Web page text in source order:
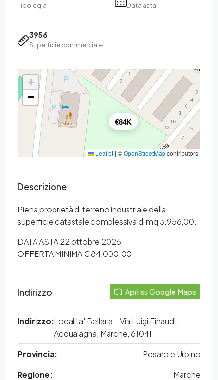
Tipologia Data asta
3956
Superficie commerciale
€84K
+
−
Leaflet | ©OpenStreetMapcontributors
Descrizione
Piena proprietà di terreno industriale della
superficie catastale complessiva di mq 3.956,00.
DATA ASTA 22 ottobre 2026
OFFERTA MINIMA € 84,000.00
Indirizzo Apri su Google Maps
Indirizzo:Localita' Bellaria - Via Luigi Einaudi,
Acqualagna, Marche, 61041
Provincia:
Pesaro e Urbino
Regione:
Marche